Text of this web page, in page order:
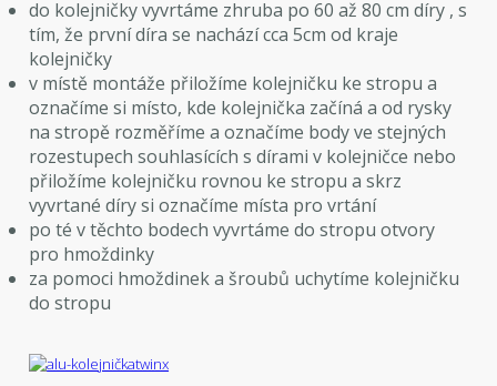
do kolejničky vyvrtáme zhruba po 60 až 80 cm díry , s
tím, že první díra se nachází cca 5cm od kraje
kolejničky
v místě montáže přiložíme kolejničku ke stropu a
označíme si místo, kde kolejnička začíná a od rysky
na stropě rozměříme a označíme body ve stejných
rozestupech souhlasících s dírami v kolejničce nebo
přiložíme kolejničku rovnou ke stropu a skrz
vyvrtané díry si označíme místa pro vrtání
po té v těchto bodech vyvrtáme do stropu otvory
pro hmoždinky
za pomoci hmoždinek a šroubů uchytíme kolejničku
do stropu